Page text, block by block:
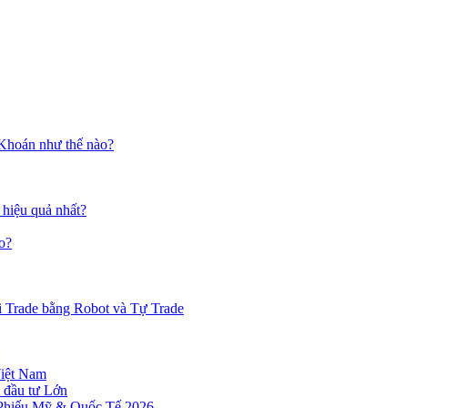
như thế nào?
quả nhất?
bằng Robot và Tự Trade
Nam
đầu tư Lớn